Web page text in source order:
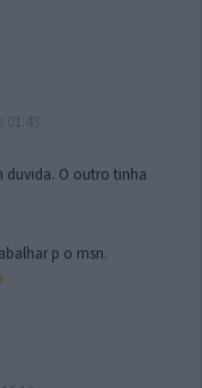
duvida. O outro tinha
p o msn.